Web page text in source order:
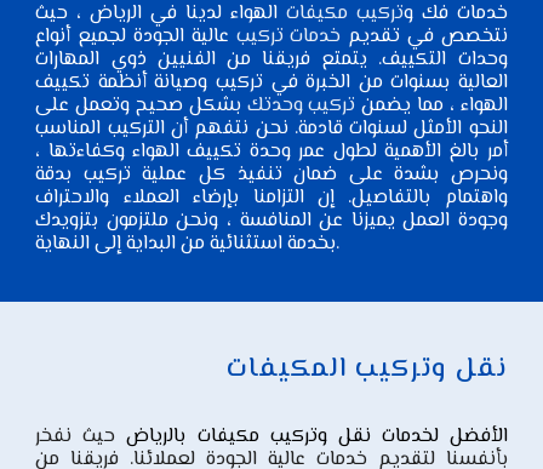
خدمات فك وتركيب مكيفات الهواء لدينا في الرياض ، حيث
نتخصص في تقديم خدمات تركيب عالية الجودة لجميع أنواع
وحدات التكييف. يتمتع فريقنا من الفنيين ذوي المهارات
العالية بسنوات من الخبرة في تركيب وصيانة أنظمة تكييف
الهواء ، مما يضمن تركيب وحدتك بشكل صحيح وتعمل على
النحو الأمثل لسنوات قادمة. نحن نتفهم أن التركيب المناسب
أمر بالغ الأهمية لطول عمر وحدة تكييف الهواء وكفاءتها ،
ونحرص بشدة على ضمان تنفيذ كل عملية تركيب بدقة
واهتمام بالتفاصيل. إن التزامنا بإرضاء العملاء والاحتراف
وجودة العمل يميزنا عن المنافسة ، ونحن ملتزمون بتزويدك
بخدمة استثنائية من البداية إلى النهاية.
نقل وتركيب المكيفات
الأفضل لخدمات نقل وتركيب مكيفات بالرياض حيث نفخر
بأنفسنا لتقديم خدمات عالية الجودة لعملائنا. فريقنا من